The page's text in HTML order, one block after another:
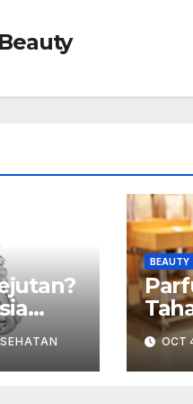
Beauty
diam
BEAUTY
OCT